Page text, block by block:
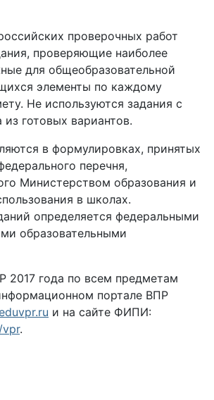
проверочных работ
проверяющие наиболее
для общеобразовательной
элементы по каждому
Не используются задания с
готовых вариантов.
в формулировках, принятых
перечня,
Министерством образования и
в школах.
определяется федеральными
образовательными
2017 года по всем предметам
портале ВПР
и на сайте ФИПИ:
.